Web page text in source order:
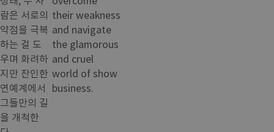
람은 서로의
약점을 극복
하는 걸 도
우며 화려하
지만 잔인한
연예계에서
그들만의 길
을 개척한
their weakness
and navigate
the glamorous
and cruel
world of show
business.